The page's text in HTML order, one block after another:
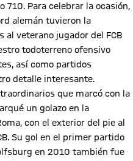
Para celebrar la ocasión,
alemán tuvieron la
veterano jugador del FCB
todoterreno ofensivo
así como partidos
detalle interesante.
que marcó con la
un golazo en la
con el exterior del pie al
Su gol en el primer partido
en 2010 también fue